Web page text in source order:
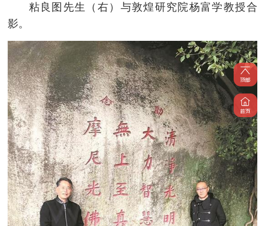
粘良图先生（右）与敦煌研究院杨富学教授合
影。